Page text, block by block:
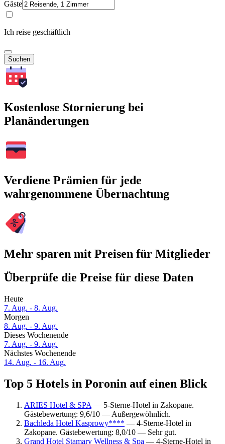
Gäste
Ich reise geschäftlich
Suchen
Kostenlose Stornierung bei
Planänderungen
Verdiene Prämien für jede
wahrgenommene Übernachtung
Mehr sparen mit Preisen für Mitglieder
Überprüfe die Preise für diese Daten
Heute
7. Aug. - 8. Aug.
Morgen
8. Aug. - 9. Aug.
Dieses Wochenende
7. Aug. - 9. Aug.
Nächstes Wochenende
14. Aug. - 16. Aug.
Top 5 Hotels in Poronin auf einen Blick
ARIES Hotel & SPA — 5-Sterne-Hotel in Zakopane.
Gästebewertung: 9,6/10 — Außergewöhnlich.
Bachleda Hotel Kasprowy**** — 4-Sterne-Hotel in
Zakopane. Gästebewertung: 8,0/10 — Sehr gut.
Grand Hotel Stamary Wellness & Spa — 4-Sterne-Hotel in